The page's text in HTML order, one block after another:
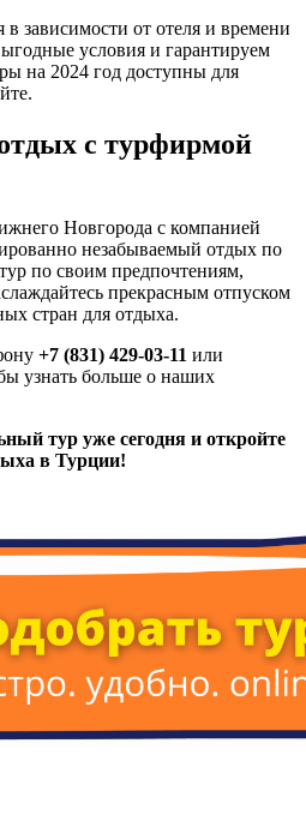
зависимости от отеля и времени
условия и гарантируем
на 2024 год доступны для
с турфирмой
Новгорода с компанией
незабываемый отдых по
по своим предпочтениям,
прекрасным отпуском
стран для отдыха.
+7 (831) 429-03-11 или
узнать больше о наших
тур уже сегодня и откройте
в Турции!